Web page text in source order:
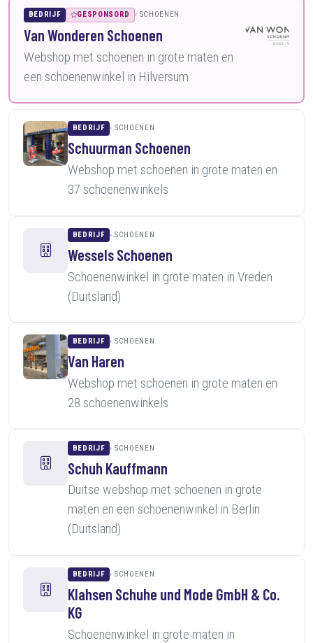
BEDRIJF GESPONSORD SCHOENEN
Van Wonderen Schoenen
Webshop met schoenen in grote maten en
een schoenenwinkel in Hilversum
BEDRIJF SCHOENEN
Schuurman Schoenen
Webshop met schoenen in grote maten en
37 schoenenwinkels
BEDRIJF SCHOENEN
Wessels Schoenen
Schoenenwinkel in grote maten in Vreden
(Duitsland)
BEDRIJF SCHOENEN
Van Haren
Webshop met schoenen in grote maten en
28 schoenenwinkels
BEDRIJF SCHOENEN
Schuh Kauffmann
Duitse webshop met schoenen in grote
maten en een schoenenwinkel in Berlin
(Duitsland)
BEDRIJF SCHOENEN
Klahsen Schuhe und Mode GmbH & Co.
KG
Schoenenwinkel in grote maten in